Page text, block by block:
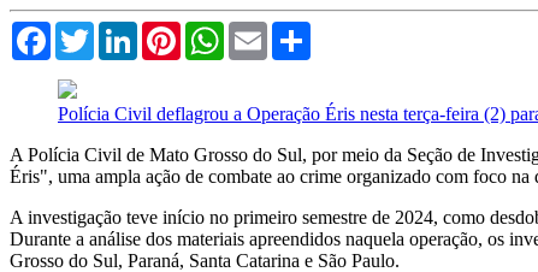
FacebookTwitterLinkedInPinterestWhatsApp
Email
Polícia Civil deflagrou a Operação Éris nesta terça-feira (2)
A Polícia Civil de Mato Grosso do Sul, por meio da Seção de
Éris", uma ampla ação de combate ao crime organizado com foco
A investigação teve início no primeiro semestre de 2024, como
Durante a análise dos materiais apreendidos naquela operação, os
Grosso do Sul, Paraná, Santa Catarina e São Paulo.